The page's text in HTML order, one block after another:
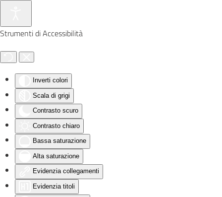
Strumenti di Accessibilità
Inverti colori
Scala di grigi
Contrasto scuro
Contrasto chiaro
Bassa saturazione
Alta saturazione
Evidenzia collegamenti
Evidenzia titoli
Skip to main content